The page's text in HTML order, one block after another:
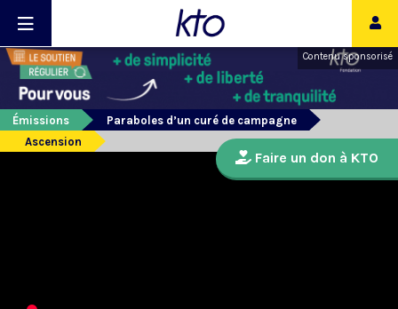
Contenu sponsorisé
Émissions
Paraboles d’un curé de campagne
Ascension
Faire un don à KTO